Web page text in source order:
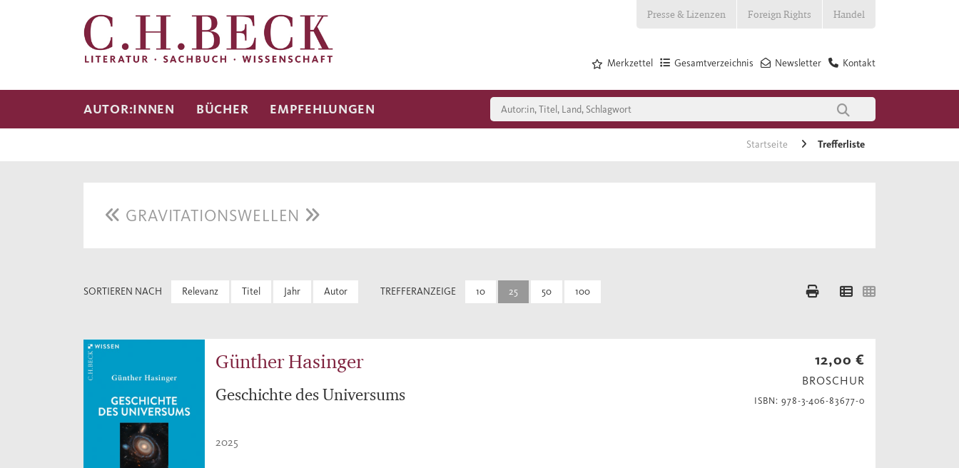
Presse & Lizenzen Foreign Rights Handel
Kontakt
Newsletter
Gesamtverzeichnis
Merkzettel
AUTOR:INNEN BÜCHER EMPFEHLUNGEN
Startseite Trefferliste
GRAVITATIONSWELLEN
SORTIEREN NACH Relevanz Titel Jahr Autor TREFFERANZEIGE 10 25 50 100
Günther Hasinger
Geschichte des Universums
2025
12,00 €
BROSCHUR
ISBN: 978-3-406-83677-0